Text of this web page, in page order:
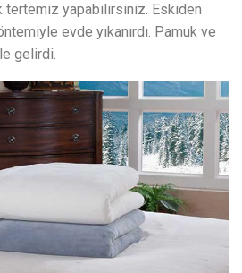
tertemiz yapabilirsiniz. Eskiden
evde yıkanırdı. Pamuk ve
gelirdi.